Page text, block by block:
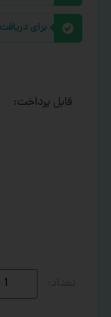
برای
قابل پرداخت: